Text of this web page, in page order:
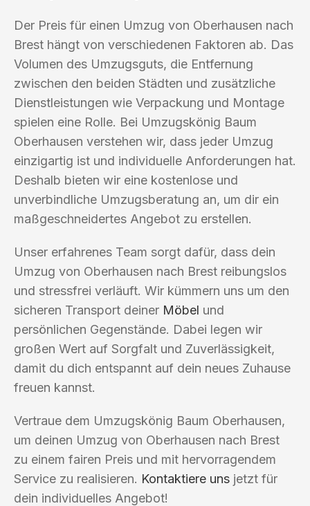
Der Preis für einen Umzug von Oberhausen nach
Brest hängt von verschiedenen Faktoren ab. Das
Volumen des Umzugsguts, die Entfernung
zwischen den beiden Städten und zusätzliche
Dienstleistungen wie Verpackung und Montage
spielen eine Rolle. Bei Umzugskönig Baum
Oberhausen verstehen wir, dass jeder Umzug
einzigartig ist und individuelle Anforderungen hat.
Deshalb bieten wir eine kostenlose und
unverbindliche Umzugsberatung an, um dir ein
maßgeschneidertes Angebot zu erstellen.
Unser erfahrenes Team sorgt dafür, dass dein
Umzug von Oberhausen nach Brest reibungslos
und stressfrei verläuft. Wir kümmern uns um den
sicheren Transport deiner Möbel und
persönlichen Gegenstände. Dabei legen wir
großen Wert auf Sorgfalt und Zuverlässigkeit,
damit du dich entspannt auf dein neues Zuhause
freuen kannst.
Vertraue dem Umzugskönig Baum Oberhausen,
um deinen Umzug von Oberhausen nach Brest
zu einem fairen Preis und mit hervorragendem
Service zu realisieren. Kontaktiere uns jetzt für
dein individuelles Angebot!